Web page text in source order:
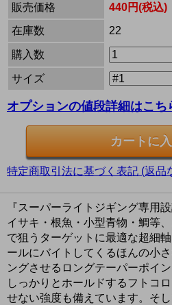
販売価格
440円(税込)
在庫数
22
購入数
サイズ
オプションの値段詳細はこち
特定商取引法に基づく表記 (返品
『スーパーライトジギング専用設
イサキ・根魚・小型青物・鯛等
で狙うターゲットに最適な超細
ールにバイトしてくるほんの小
ングさせるロングテーパーポイ
しっかりとホールドするフトコ
せない強度も備えています。そ